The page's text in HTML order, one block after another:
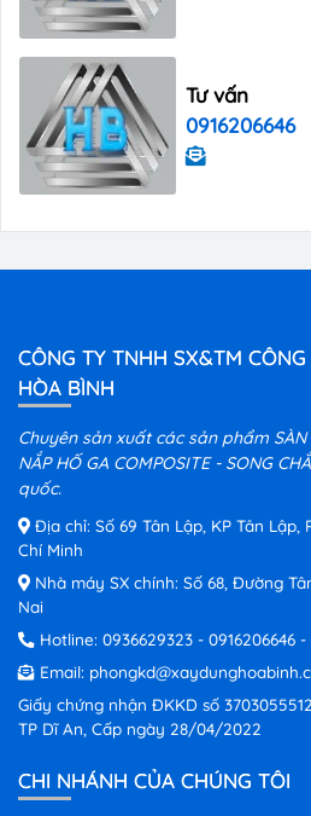
Tư vấn
0916206646
CÔNG TY TNHH SX&TM
HÒA BÌNH
Chuyên sản xuất các sản phẩm SÀN
NẮP HỐ GA COMPOSITE - SONG
quốc.
Địa chỉ: Số 69 Tân Lập, KP Tân
Chí Minh
Nhà máy SX chính: Số 68, Đường
Nai
Hotline: 0936629323 - 0916206646 -
Email:
Giấy chứng nhận ĐKKD số
TP Dĩ An, Cấp ngày 28/04/2022
CHI NHÁNH CỦA CHÚNG TÔI